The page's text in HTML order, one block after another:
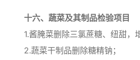
十六、蔬菜及其制品检验项目
1.酱腌菜删除三氯蔗糖、纽甜，
2.蔬菜干制品删除糖精钠；